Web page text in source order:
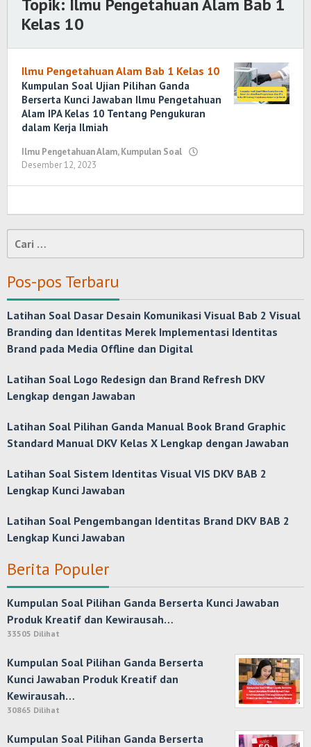
Topik: Ilmu Pengetahuan Alam Bab 1
Kelas 10
Ilmu Pengetahuan Alam Bab 1 Kelas 10
Kumpulan Soal Ujian Pilihan Ganda
Berserta Kunci Jawaban Ilmu Pengetahuan
Alam IPA Kelas 10 Tentang Pengukuran
dalam Kerja Ilmiah
Ilmu Pengetahuan Alam,Kumpulan Soal
Desember 12, 2023
Cari
untuk:
Pos-pos Terbaru
Latihan Soal Dasar Desain Komunikasi Visual Bab 2 Visual
Branding dan Identitas Merek Implementasi Identitas
Brand pada Media Offline dan Digital
Latihan Soal Logo Redesign dan Brand Refresh DKV
Lengkap dengan Jawaban
Latihan Soal Pilihan Ganda Manual Book Brand Graphic
Standard Manual DKV Kelas X Lengkap dengan Jawaban
Latihan Soal Sistem Identitas Visual VIS DKV BAB 2
Lengkap Kunci Jawaban
Latihan Soal Pengembangan Identitas Brand DKV BAB 2
Lengkap Kunci Jawaban
Berita Populer
Kumpulan Soal Pilihan Ganda Berserta Kunci Jawaban
Produk Kreatif dan Kewirausah…
33505 Dilihat
Kumpulan Soal Pilihan Ganda Berserta
Kunci Jawaban Produk Kreatif dan
Kewirausah…
30865 Dilihat
Kumpulan Soal Pilihan Ganda Berserta